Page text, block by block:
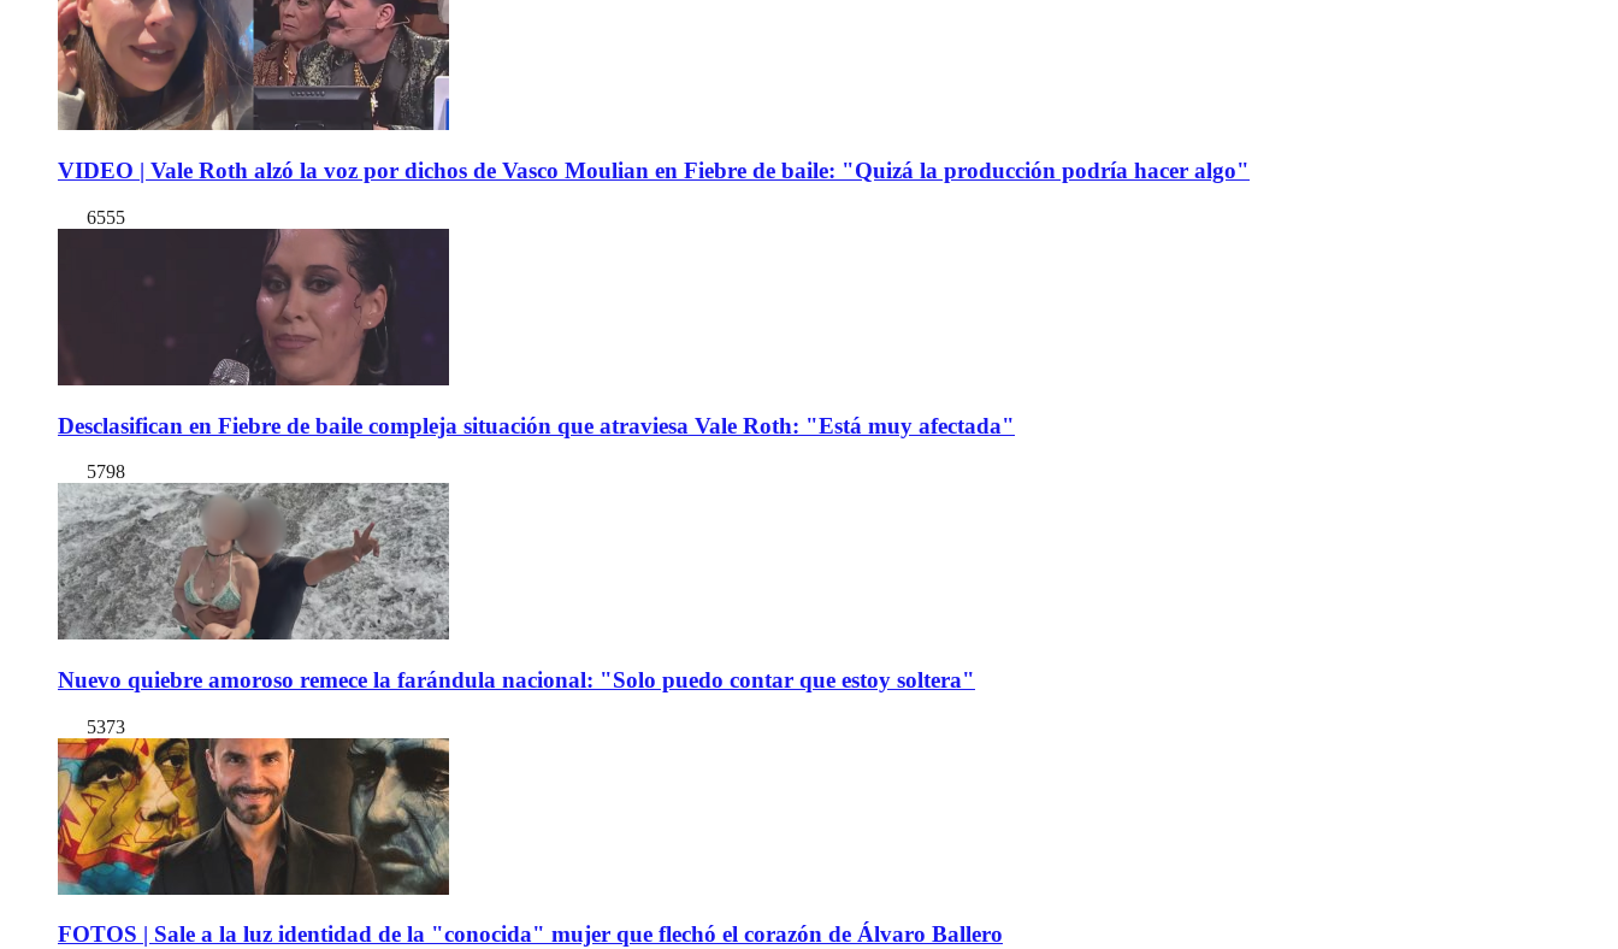
VIDEO | Vale Roth alzó la voz por dichos de Vasco Moulian en Fiebre de baile: "Quizá la producción podría hacer algo"
6555
Desclasifican en Fiebre de baile compleja situación que atraviesa Vale Roth: "Está muy afectada"
5798
Nuevo quiebre amoroso remece la farándula nacional: "Solo puedo contar que estoy soltera"
5373
FOTOS | Sale a la luz identidad de la "conocida" mujer que flechó el corazón de Álvaro Ballero